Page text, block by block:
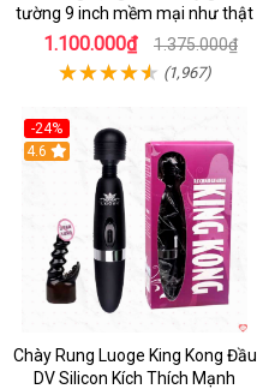
tường 9 inch mềm mại như thật
1.100.000₫ 1.375.000₫
(1,967)
-24%
4.6
Chày Rung Luoge King Kong Đầu
DV Silicon Kích Thích Mạnh